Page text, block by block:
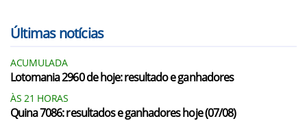
Últimas notícias
ACUMULADA
Lotomania 2960 de hoje: resultado e ganhadores
ÀS 21 HORAS
Quina 7086: resultados e ganhadores hoje (07/08)